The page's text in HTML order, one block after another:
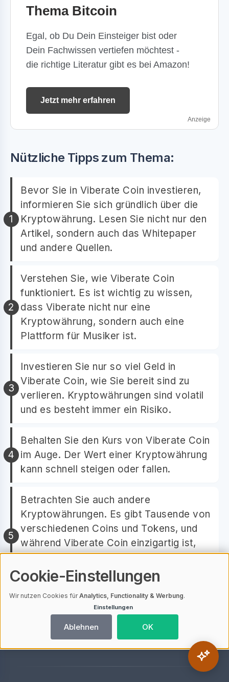
Thema Bitcoin
Egal, ob Du Dein Einsteiger bist oder
Dein Fachwissen vertiefen möchtest -
die richtige Literatur gibt es bei Amazon!
Jetzt mehr erfahren
Anzeige
Nützliche Tipps zum Thema:
Bevor Sie in Viberate Coin investieren,
informieren Sie sich gründlich über die
Kryptowährung. Lesen Sie nicht nur den
Artikel, sondern auch das Whitepaper
und andere Quellen.
Verstehen Sie, wie Viberate Coin
funktioniert. Es ist wichtig zu wissen,
dass Viberate nicht nur eine
Kryptowährung, sondern auch eine
Plattform für Musiker ist.
Investieren Sie nur so viel Geld in
Viberate Coin, wie Sie bereit sind zu
verlieren. Kryptowährungen sind volatil
und es besteht immer ein Risiko.
Behalten Sie den Kurs von Viberate Coin
im Auge. Der Wert einer Kryptowährung
kann schnell steigen oder fallen.
Betrachten Sie auch andere
Kryptowährungen. Es gibt Tausende von
verschiedenen Coins und Tokens, und
während Viberate Coin einzigartig ist,
könnte es auch andere geben, die zu
Ihrer Anlagestrategie passen.
Cookie-Einstellungen
Wir nutzen Cookies fürAnalytics, Functionality & Werbung.
Einstellungen
Ablehnen OK